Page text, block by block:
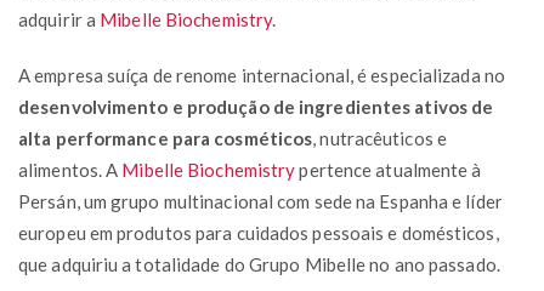
adquirir a Mibelle Biochemistry.
A empresa suíça de renome internacional, é especializada no
desenvolvimento e produção de ingredientes ativos de
alta performance para cosméticos , nutracêuticos e
alimentos. A Mibelle Biochemistrypertence atualmente à
Persán, um grupo multinacional com sede na Espanha e líder
europeu em produtos para cuidados pessoais e domésticos,
que adquiriu a totalidade do Grupo Mibelle no ano passado.